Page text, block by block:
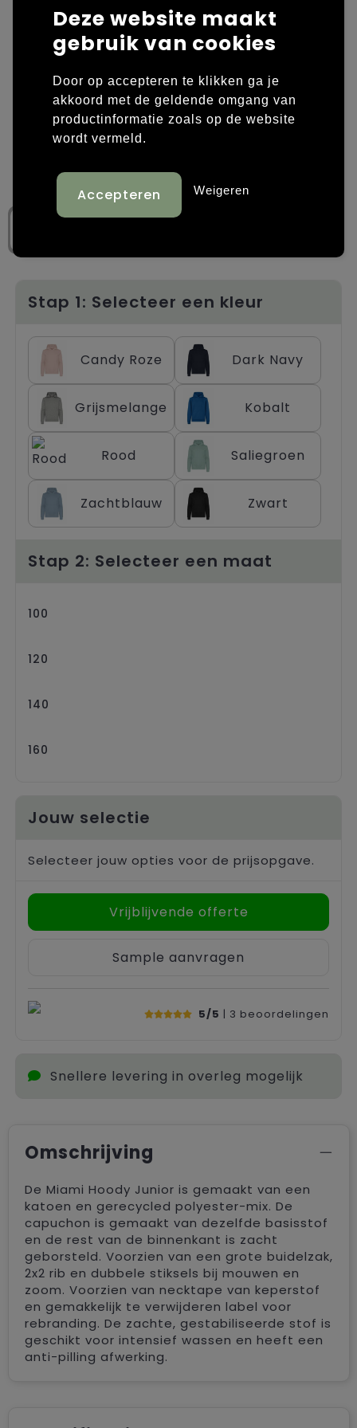
Laptop hoezen en tassen
Papieren tassen
Promotietassen
Reistassen
Rugzakken
Trolleys
Overige kleding
Sweaters bedrukken
T-shirts bedrukken
Vesten bedrukken
Schoenen bedrukken
Stap 1: Selecteer een kleur
Candy Roze Dark Navy
Grijsmelange Kobalt
Rood Saliegroen
Zachtblauw Zwart
Stap 2: Selecteer een maat
100
120
140
160
Jouw selectie
Selecteer jouw opties voor de prijsopgave.
Vrijblijvende offerte
Sample aanvragen
5/5 | 3 beoordelingen
Snellere levering in overleg mogelijk
Omschrijving
De Miami Hoody Junior is gemaakt van een
katoen en gerecycled polyester-mix. De
capuchon is gemaakt van dezelfde basisstof
en de rest van de binnenkant is zacht
geborsteld. Voorzien van een grote buidelzak,
2x2 rib en dubbele stiksels bij mouwen en
zoom. Voorzien van necktape van keperstof
en gemakkelijk te verwijderen label voor
rebranding. De zachte, gestabiliseerde stof is
geschikt voor intensief wassen en heeft een
anti-pilling afwerking.
Deze website maakt
gebruik van cookies
Door op accepteren te klikken ga je
akkoord met de geldende omgang van
productinformatie zoals op de website
wordt vermeld.
Weigeren